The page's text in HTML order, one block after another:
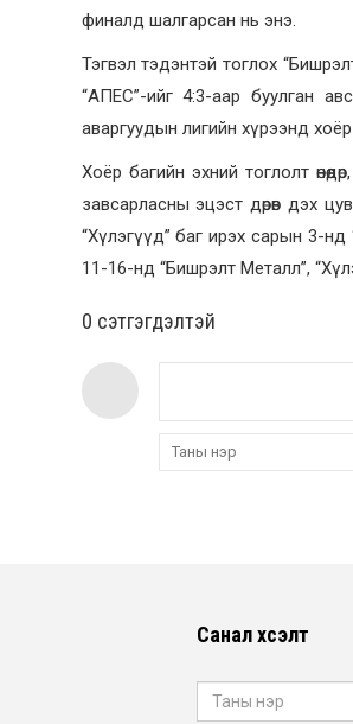
финалд шалгарсан нь энэ.
Тэгвэл тэдэнтэй тоглох
“АПЕС”-ийг 4:3-аар буулган
аваргуудын лигийн хүрээнд
Хоёр багийн эхний тоглолт
завсарласны эцэст дөрөв дэх
“Хүлэгүүд” баг ирэх сарын 3-
11-16-нд “Бишрэлт Металл”,
0 cэтгэгдэлтэй
Санал хүсэлт